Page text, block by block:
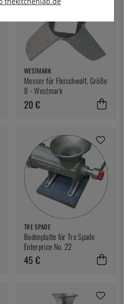
WESTMARK
Messer für Fleischwolf, Größe
8 - Westmark
20 €
TRE SPADE
Bodenplatte für Tre Spade
Enterprice No. 22
45 €